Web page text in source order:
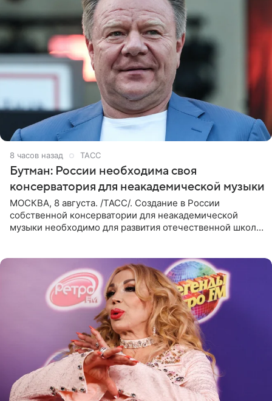
8 часов назад ТАСС
Бутман: России необходима своя
консерватория для неакадемической музыки
МОСКВА, 8 августа. /ТАСС/. Создание в России
собственной консерватории для неакадемической
музыки необходимо для развития отечественной школы